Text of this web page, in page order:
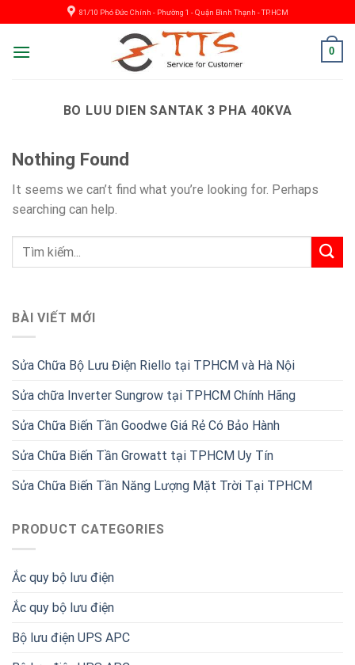
to
content
81/10 Phó Đức Chính - Phường 1 - Quận Bình Thạnh - TP.HCM
0
BO LUU DIEN SANTAK 3 PHA 40KVA
Nothing Found
It seems we can’t find what you’re looking for. Perhaps
searching can help.
BÀI VIẾT MỚI
Sửa Chữa Bộ Lưu Điện Riello tại TPHCM và Hà Nội
Sửa chữa Inverter Sungrow tại TPHCM Chính Hãng
Sửa Chữa Biến Tần Goodwe Giá Rẻ Có Bảo Hành
Sửa Chữa Biến Tần Growatt tại TPHCM Uy Tín
Sửa Chữa Biến Tần Năng Lượng Mặt Trời Tại TPHCM
PRODUCT CATEGORIES
Ắc quy bộ lưu điện
Ắc quy bộ lưu điện
Bộ lưu điện UPS APC